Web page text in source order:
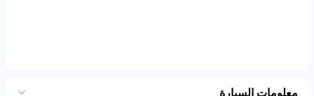
معلومات السيارة